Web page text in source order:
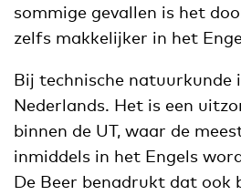
sommige gevallen is het
zelfs makkelijker in het
Bij technische natuurkunde
Nederlands. Het is een
binnen de UT, waar de
inmiddels in het Engels
De Beer benadrukt dat ook